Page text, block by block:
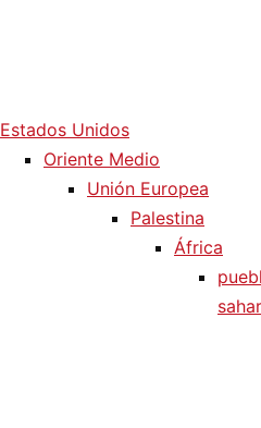
Estados Unidos
Oriente Medio
Unión Europea
Palestina
África